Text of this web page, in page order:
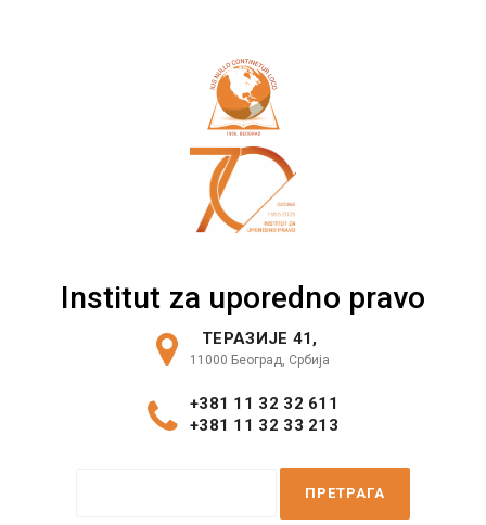
Institut za uporedno pravo
ТЕРАЗИЈЕ 41,
11000 Београд, Србија
+381 11 32 32 611
+381 11 32 33 213